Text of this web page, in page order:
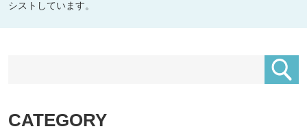
シストしています。
CATEGORY